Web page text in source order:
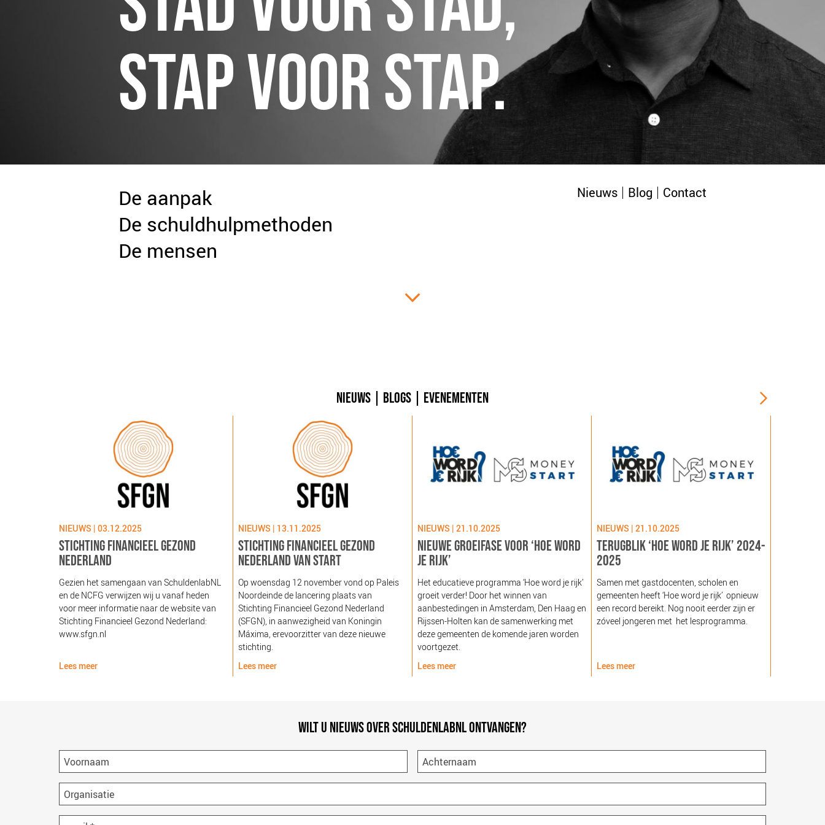
STAP VOOR STAP.
De aanpak
De schuldhulpmethoden
De mensen
Nieuws Blog Contact
NIEUWS BLOGS EVENEMENTEN
NIEUWS | 03.12.2025
STICHTING FINANCIEEL GEZOND
NEDERLAND
Gezien het samengaan van SchuldenlabNL
en de NCFG verwijzen wij u vanaf heden
voor meer informatie naar de website van
Stichting Financieel Gezond Nederland:
www.sfgn.nl
Lees meer
NIEUWS | 13.11.2025
STICHTING FINANCIEEL GEZOND
NEDERLAND VAN START
Op woensdag 12 november vond op Paleis
Noordeinde de lancering plaats van
Stichting Financieel Gezond Nederland
(SFGN), in aanwezigheid van Koningin
Máxima, erevoorzitter van deze nieuwe
stichting.
Lees meer
NIEUWS | 21.10.2025
NIEUWE GROEIFASE VOOR ‘HOE WORD
JE RIJK’
Het educatieve programma ‘Hoe word je rijk’
groeit verder! Door het winnen van
aanbestedingen in Amsterdam, Den Haag en
Rijssen-Holten kan de samenwerking met
deze gemeenten de komende jaren worden
voortgezet.
Lees meer
NIEUWS | 21.10.2025
TERUGBLIK ‘HOE WORD JE RIJK’ 2024-
2025
Samen met gastdocenten, scholen en
gemeenten heeft ‘Hoe word je rijk’ opnieuw
een record bereikt. Nog nooit eerder zijn er
zóveel jongeren met het lesprogramma.
Lees meer
WILT U NIEUWS OVER SCHULDENLABNL ONTVANGEN?
Voornaam Achternaam
Organisatie